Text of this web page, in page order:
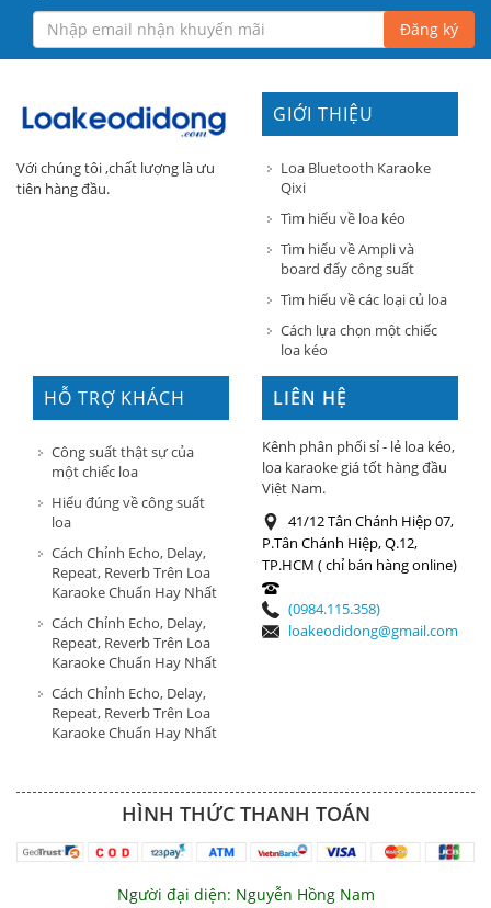
Đăng ký
Với chúng tôi ,chất lượng là ưu
tiên hàng đầu.
GIỚI THIỆU
Loa Bluetooth Karaoke
Qixi
Tìm hiểu về loa kéo
Tìm hiểu về Ampli và
board đẩy công suất
Tìm hiểu về các loại củ loa
Cách lựa chọn một chiếc
loa kéo
HỖ TRỢ KHÁCH
HÀNG
Công suất thật sự của
một chiếc loa
Hiểu đúng về công suất
loa
Cách Chỉnh Echo, Delay,
Repeat, Reverb Trên Loa
Karaoke Chuẩn Hay Nhất
Cách Chỉnh Echo, Delay,
Repeat, Reverb Trên Loa
Karaoke Chuẩn Hay Nhất
Cách Chỉnh Echo, Delay,
Repeat, Reverb Trên Loa
Karaoke Chuẩn Hay Nhất
LIÊN HỆ
Kênh phân phối sỉ - lẻ loa kéo,
loa karaoke giá tốt hàng đầu
Việt Nam.
41/12 Tân Chánh Hiệp 07,
P.Tân Chánh Hiệp, Q.12,
TP.HCM ( chỉ bán hàng online)
(0984.115.358)
loakeodidong@gmail.com
HÌNH THỨC THANH TOÁN
Người đại diện: Nguyễn Hồng Nam